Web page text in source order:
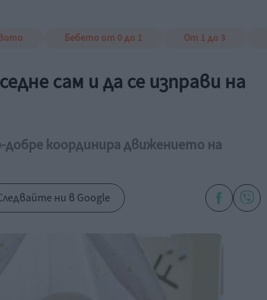
Бебето от 0 до 1 От 1 до 3
сам и да се изправи на
координира движението на
ни в Google